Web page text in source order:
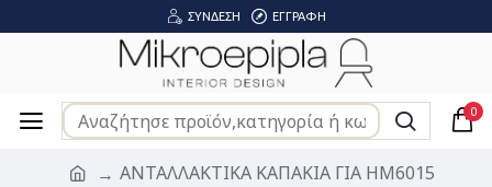
ΣΎΝΔΕΣΗ ΕΓΓΡΑΦΉ
0
ΑΝΤΑΛΛΑΚΤΙΚΑ ΚΑΠΑΚΙΑ ΓΙΑ HM6015